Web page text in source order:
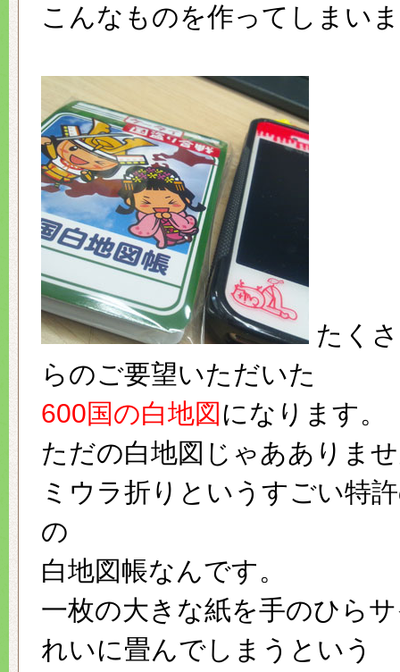
こんなものを作ってしまい
たく
らのご要望いただいた
600国の白地図 になります。
ただの白地図じゃあありま
ミウラ折りというすごい特
の
白地図帳なんです。
一枚の大きな紙を手のひら
れいに畳んでしまうという